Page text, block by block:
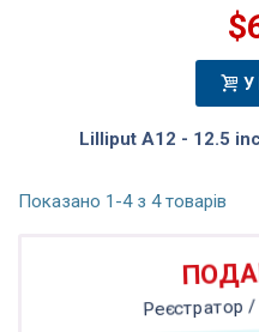
У
Lilliput A12 - 12.5
Показано 1-4 з 4 товарів
Реєстратор